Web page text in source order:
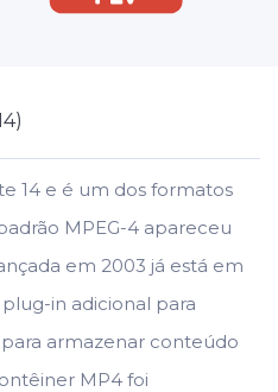
14 e é um dos formatos
MPEG-4 apareceu
em 2003 já está em
in adicional para
armazenar conteúdo
MP4 foi